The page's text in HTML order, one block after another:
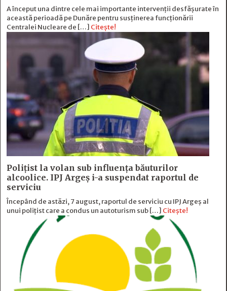
A început una dintre cele mai importante intervenții desfășurate în
această perioadă pe Dunăre pentru susținerea funcționării
Centralei Nucleare de […] Citește!
Polițist la volan sub influența băuturilor
alcoolice. IPJ Argeș i-a suspendat raportul de
serviciu
Începând de astăzi, 7 august, raportul de serviciu cu IPJ Argeș al
unui polițist care a condus un autoturism sub […] Citește!